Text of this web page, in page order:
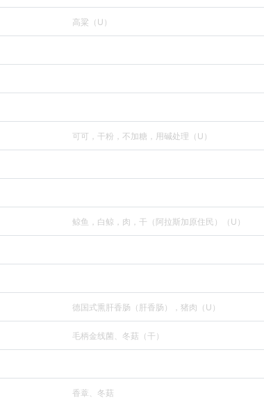
高粱（U）
可可，干粉，不加糖，用碱处理（U）
鲸鱼，白鲸，肉，干（阿拉斯加原住民）（U）
德国式熏肝香肠（肝香肠），猪肉（U）
毛柄金线菌、冬菇（干）
香蔁、冬菇